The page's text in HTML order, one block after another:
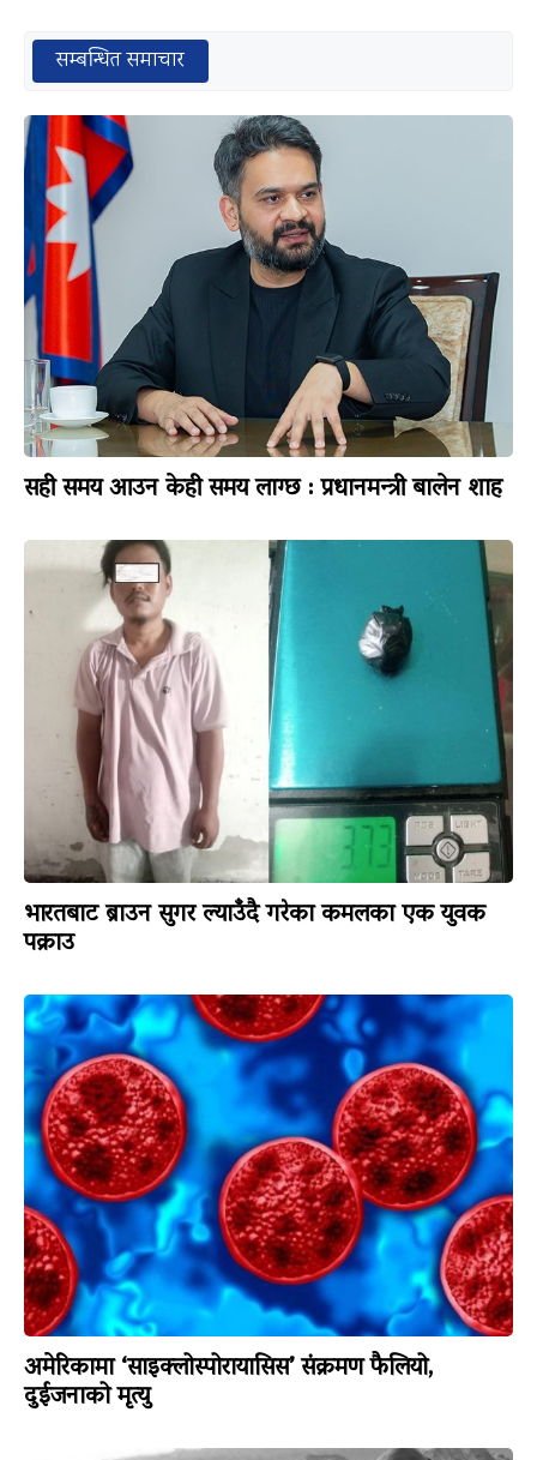
सम्बन्धित समाचार
सही समय आउन केही समय लाग्छ : प्रधानमन्त्री बालेन शाह
भारतबाट ब्राउन सुगर ल्याउँदै गरेका कमलका एक युवक
पक्राउ
अमेरिकामा ‘साइक्लोस्पोरायासिस’ संक्रमण फैलियो,
दुईजनाको मृत्यु